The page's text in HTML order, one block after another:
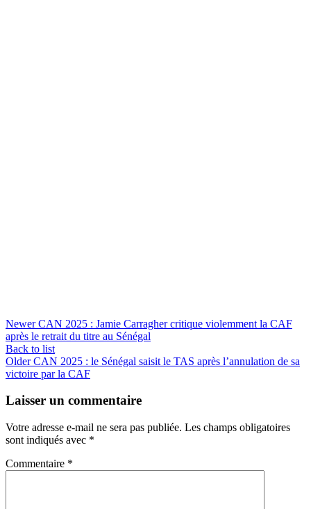
Newer CAN 2025 : Jamie Carragher critique violemment la CAF
après le retrait du titre au Sénégal
Back to list
Older CAN 2025 : le Sénégal saisit le TAS après l’annulation de sa
victoire par la CAF
Laisser un commentaire
Votre adresse e-mail ne sera pas publiée. Les champs obligatoires
sont indiqués avec *
Commentaire *